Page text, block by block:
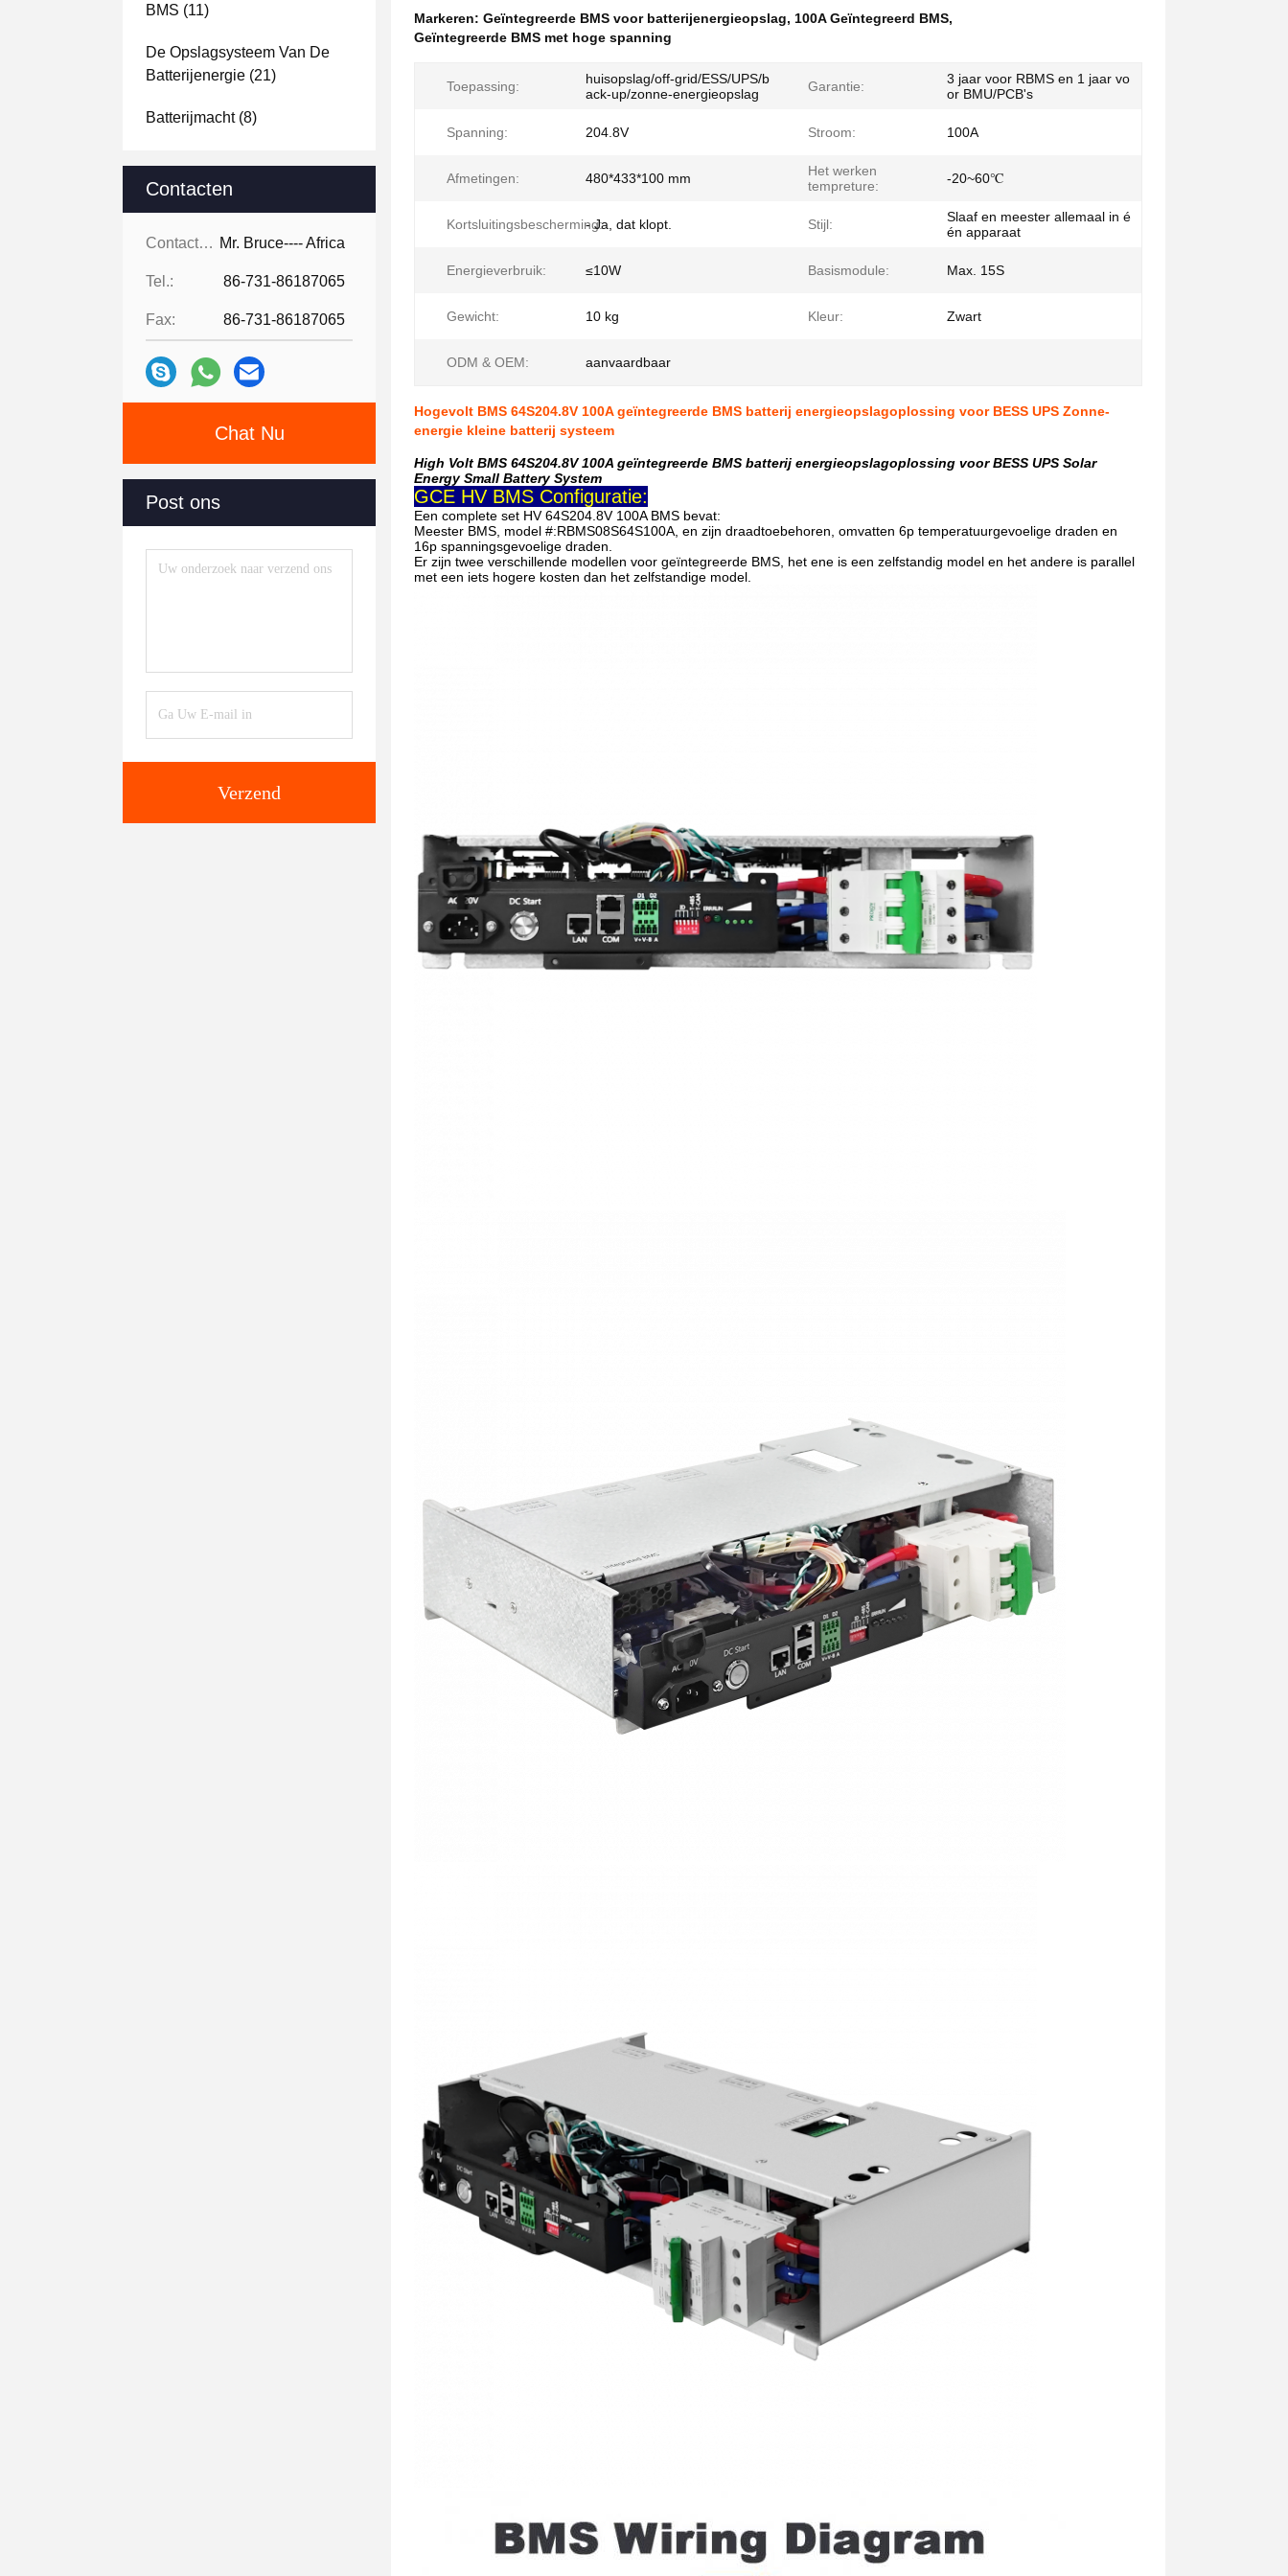
BMS (11)
De Opslagsysteem Van De
Batterijenergie (21)
Batterijmacht(8)
Contacten
Contacten: Mr. Bruce---- Africa
Tel.: 86-731-86187065
Fax: 86-731-86187065
Chat Nu
Post ons
Verzend
Markeren: Geïntegreerde BMS voor batterijenergieopslag, 100A Geïntegreerd BMS,
Geïntegreerde BMS met hoge spanning
Toepassing:
huisopslag/off-grid/ESS/UPS/b
ack-up/zonne-energieopslag
Garantie:
3 jaar voor RBMS en 1 jaar vo
or BMU/PCB's
Spanning: 204.8V Stroom: 100A
Afmetingen: 480*433*100 mm
Het werken
tempreture:
-20~60℃
Kortsluitingsbescherming:- Ja, dat klopt. Stijl:
Slaaf en meester allemaal in é
én apparaat
Energieverbruik: ≤10W Basismodule: Max. 15S
Gewicht: 10 kg Kleur: Zwart
ODM & OEM: aanvaardbaar
Hogevolt BMS 64S204.8V 100A geïntegreerde BMS batterij energieopslagoplossing voor BESS UPS Zonne-
energie kleine batterij systeem
High Volt BMS 64S204.8V 100A geïntegreerde BMS batterij energieopslagoplossing voor BESS UPS Solar
Energy Small Battery System
GCE HV BMS Configuratie:
Een complete set HV 64S204.8V 100A BMS bevat:
Meester BMS, model #:RBMS08S64S100A , en zijn draadtoebehoren, omvatten 6p temperatuurgevoelige draden en
16p spanningsgevoelige draden.
Er zijn twee verschillende modellen voor geïntegreerde BMS, het ene is een zelfstandig model en het andere is parallel
met een iets hogere kosten dan het zelfstandige model.